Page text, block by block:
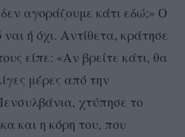
αγοράζουμε κάτι εδώ;» Ο
ή όχι. Αντίθετα, κράτησε
είπε: «Αν βρείτε κάτι, θα
μέρες από την
χτύπησε το
και η κόρη του, που